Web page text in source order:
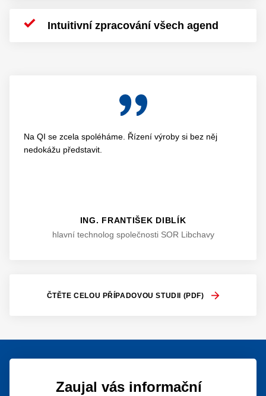
Intuitivní zpracování všech agend
Na QI se zcela spoléháme. Řízení výroby si bez něj
nedokážu představit.
ING. FRANTIŠEK DIBLÍK
hlavní technolog společnosti SOR Libchavy
ČTĚTE CELOU PŘÍPADOVOU STUDII (PDF)
Zaujal vás informační